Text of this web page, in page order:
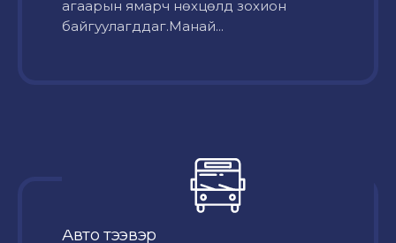
агаарын ямарч нөхцөлд зохион
байгуулагддаг.Манай...
Авто тээвэр